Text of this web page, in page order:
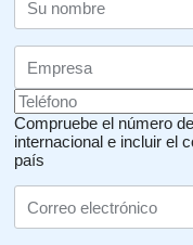
Compruebe el número
internacional e incluir el
país